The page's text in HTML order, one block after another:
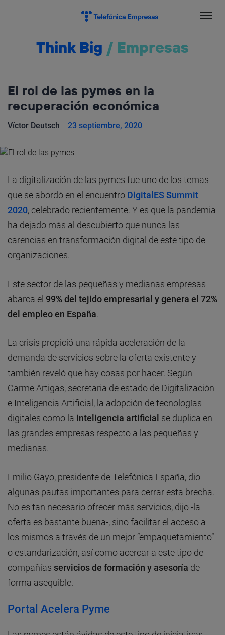
Think Big / Empresas
El rol de las pymes en la
recuperación económica
Víctor Deutsch 23 septiembre, 2020
La digitalización de las pymes fue uno de los temas
que se abordó en el encuentro DigitalES Summit
2020, celebrado recientemente. Y es que la pandemia
ha dejado más al descubierto que nunca las
carencias en transformación digital de este tipo de
organizaciones.
Este sector de las pequeñas y medianas empresas
abarca el 99% del tejido empresarial y genera el 72%
del empleo en España
La crisis propició una rápida aceleración de la
demanda de servicios sobre la oferta existente y
también reveló que hay cosas por hacer. Según
Carme Artigas, secretaria de estado de Digitalización
e Inteligencia Artificial, la adopción de tecnologías
digitales como la inteligencia artificial se duplica en
las grandes empresas respecto a las pequeñas y
medianas.
Emilio Gayo, presidente de Telefónica España, dio
algunas pautas importantes para cerrar esta brecha.
No es tan necesario ofrecer más servicios, dijo -la
oferta es bastante buena-, sino facilitar el acceso a
los mismos a través de un mejor “empaquetamiento”
o estandarización, así como acercar a este tipo de
compañías servicios de formación y asesoría de
forma asequible.
Portal Acelera Pyme